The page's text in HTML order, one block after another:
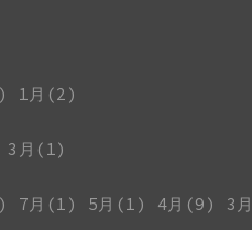
1月(2)
3月(1)
7月(1) 5月(1) 4月(9) 3